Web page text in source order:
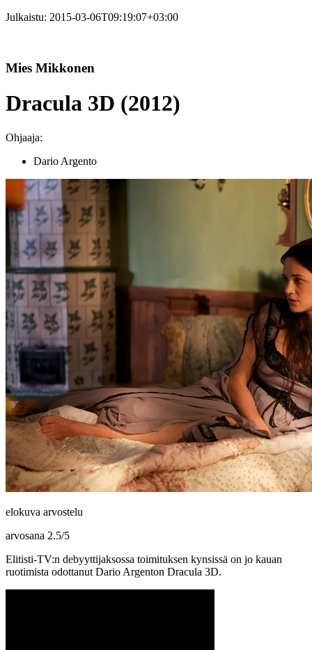
Julkaistu: 2015-03-06T09:19:07+03:00
Mies Mikkonen
Dracula 3D (2012)
Ohjaaja:
Dario Argento
elokuva arvostelu
arvosana 2.5/5
Elitisti-TV:n debyyttijaksossa toimituksen kynsissä on jo kauan
ruotimista odottanut Dario Argenton Dracula 3D.